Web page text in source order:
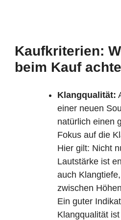
Kaufkriterien:
beim Kauf
Klangqualität:
einer neuen
natürlich einen
Fokus auf die
Hier gilt: Nicht
Lautstärke ist
auch
zwischen
Ein guter
Klangqualität